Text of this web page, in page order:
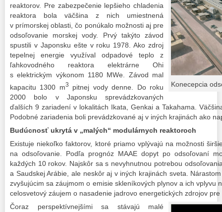
Konecepcia
reaktorov. Pre zabezpečenie lepšieho chladenia
reaktora bola väčšina z nich umiestnená
v prímorskej oblasti, čo ponúkalo možnosti aj pre
odsoľovanie morskej vody. Prvý takýto závod
spustili v Japonsku ešte v roku 1978. Ako zdroj
tepelnej energie využíval odpadové teplo z
ľahkovodného reaktora elektrárne Ohi
s elektrickým výkonom 1180 MWe. Závod mal
kapacitu 1300 m3
pitnej vody denne. Do roku
2000 bolo v Japonsku sprevádzkovaných
ďalších 9 zariadení v lokalitách Ikata, Genkai a Takahama.
Podobné zariadenia boli prevádzkované aj v iných krajinách ako
Budúcnosť ukrytá v „malých“ modulárnych reaktoroch
Existuje niekoľko faktorov, ktoré priamo vplývajú na možnosti
na odsoľovanie. Podľa prognóz MAAE dopyt po odsoľovaní
každých 10 rokov. Najskôr sa s nevyhnutnou potrebou
a Saudskej Arábie, ale neskôr aj v iných krajinách sveta.
zvyšujúcim sa záujmom o emisie skleníkových plynov a ich vplyvu
celosvetový záujem o nasadenie jadrovo energetických zdrojov
Čoraz perspektívnejšími sa stávajú malé